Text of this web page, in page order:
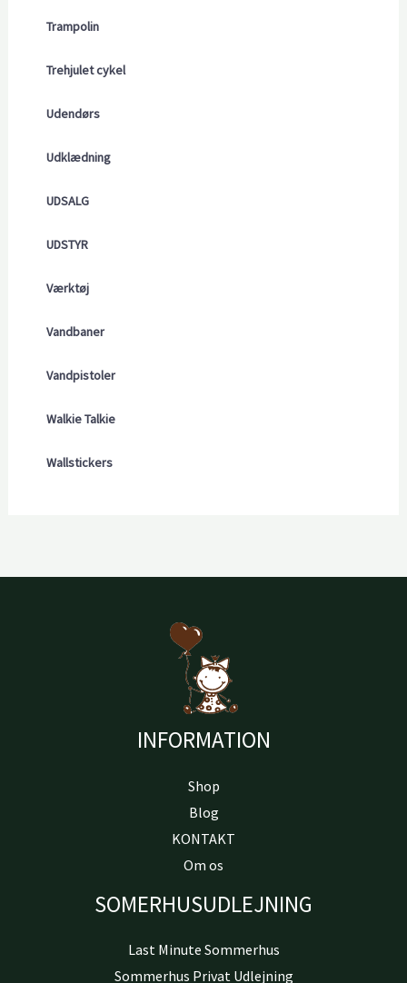
Trampolin
Trehjulet cykel
Udendørs
Udklædning
UDSALG
UDSTYR
Værktøj
Vandbaner
Vandpistoler
Walkie Talkie
Wallstickers
INFORMATION
Shop
Blog
KONTAKT
Om os
SOMERHUSUDLEJNING
Last Minute Sommerhus
Sommerhus Privat Udlejning